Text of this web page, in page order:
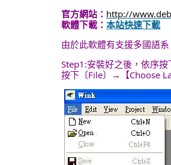
官方網站： http://
軟體下載： 本站快速下載
由於此軟體有支援多國語
Step1:安裝好之後，依序
按下〔File〕→【Choose